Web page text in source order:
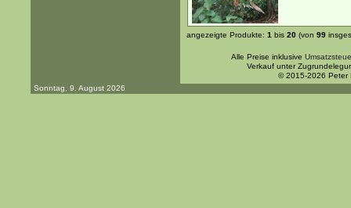
angezeigte Produkte: 1 bis 20 (von 99
Alle Preise inklusive
Verkauf unter
© 2015-2026 Peter
Sonntag, 9. August 2026